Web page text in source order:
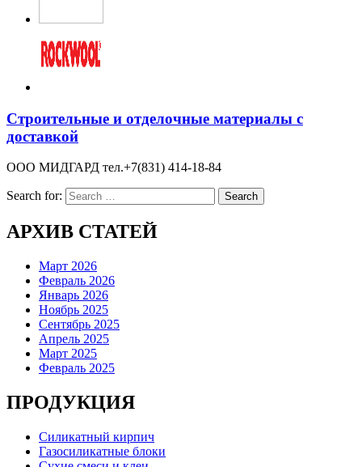
Строительные и отделочные материалы с
доставкой
ООО МИДГАРД тел.+7(831) 414-18-84
Search for:
АРХИВ СТАТЕЙ
Март 2026
Февраль 2026
Январь 2026
Ноябрь 2025
Сентябрь 2025
Апрель 2025
Март 2025
Февраль 2025
ПРОДУКЦИЯ
Силикатный кирпич
Газосиликатные блоки